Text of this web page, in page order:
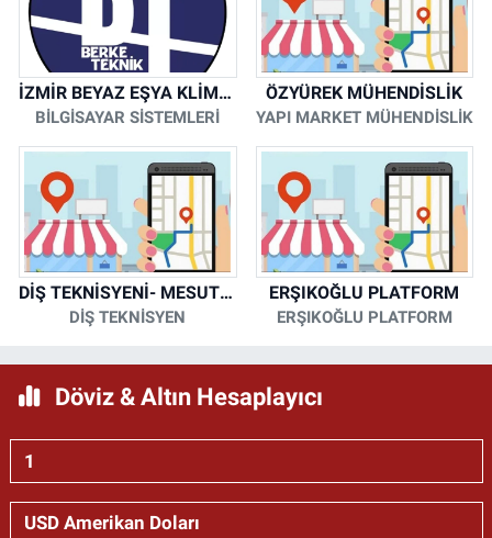
İZMİR BEYAZ EŞYA KLİMA KOMBİ SERVİSİ
BİLGİSAYAR SİSTEMLERİ
ÖZYÜREK MÜHENDİSLİK
YAPI MARKET MÜHENDİSLİK
DİŞ TEKNİSYENİ- MESUT KORKMAZ
DİŞ TEKNİSYEN
ERŞIKOĞLU PLATFORM
ERŞIKOĞLU PLATFORM
Döviz & Altın Hesaplayıcı